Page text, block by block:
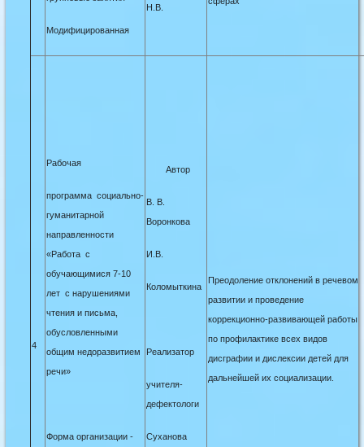
Модифицированная
Н.В.
4
Рабочая
программа социально-
гуманитарной
направленности
«Работа с
обучающимися 7-10
лет с нарушениями
чтения и письма,
обусловленными
общим недоразвитием
речи»
Форма организации -
Автор
В. В.
Воронкова
И.В.
Коломыткина
Реализатор
учителя-
дефектологи
Суханова
Преодоление отклонений в речевом
развитии и проведение
коррекционно-развивающей работы
по профилактике всех видов
дисграфии и дислексии детей для
дальнейшей их социализации.